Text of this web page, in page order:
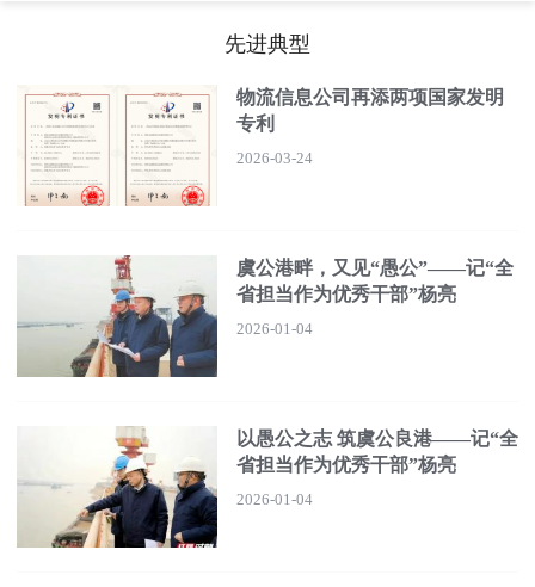
先进典型
物流信息公司再添两项国家发明
专利
2026-03-24
虞公港畔，又见“愚公”——记“全
省担当作为优秀干部”杨亮
2026-01-04
以愚公之志 筑虞公良港——记“全
省担当作为优秀干部”杨亮
2026-01-04